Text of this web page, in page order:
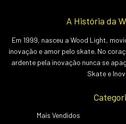
A História da
Em 1999, nasceu a Wood Light,
inovação e amor pelo skate. No
ardente pela inovação nunca se
Skate e
Mais Vendidos